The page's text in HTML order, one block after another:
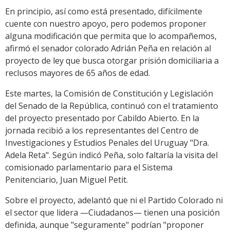
Link
En principio, así como está presentado, difícilmente
cuente con nuestro apoyo, pero podemos proponer
alguna modificación que permita que lo acompañemos,
afirmó el senador colorado Adrián Peña en relación al
proyecto de ley que busca otorgar prisión domiciliaria a
reclusos mayores de 65 años de edad.
Este martes, la Comisión de Constitución y Legislación
del Senado de la República, continuó con el tratamiento
del proyecto presentado por Cabildo Abierto. En la
jornada recibió a los representantes del Centro de
Investigaciones y Estudios Penales del Uruguay "Dra.
Adela Reta". Según indicó Peña, solo faltaría la visita del
comisionado parlamentario para el Sistema
Penitenciario, Juan Miguel Petit.
Sobre el proyecto, adelantó que ni el Partido Colorado ni
el sector que lidera —Ciudadanos— tienen una posición
definida, aunque "seguramente" podrían "proponer